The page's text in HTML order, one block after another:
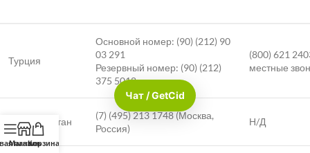
Турция
Основной номер: (90) (212) 90
03 291
Резервный номер: (90) (212)
375 5018
(800) 621
местные
Туркменистан
(7) (495) 213 1748 (Москва,
Россия)
Н/Д
панель
МагазинКорзина
Чат / GetCid